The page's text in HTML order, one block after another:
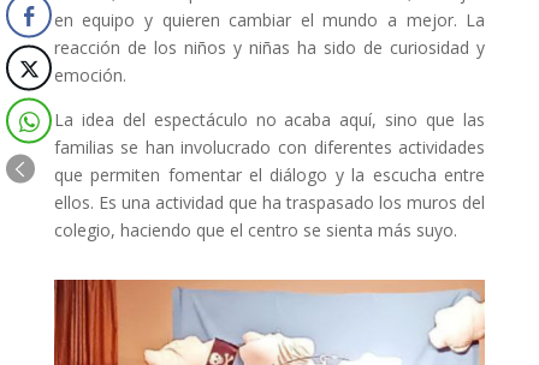
en equipo y quieren cambiar el mundo a mejor. La
reacción de los niños y niñas ha sido de curiosidad y
emoción.
La idea del espectáculo no acaba aquí, sino que las
familias se han involucrado con diferentes actividades
que permiten fomentar el diálogo y la escucha entre
ellos. Es una actividad que ha traspasado los muros del
colegio, haciendo que el centro se sienta más suyo.